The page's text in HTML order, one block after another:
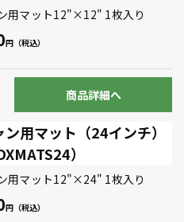
用マット12"×12" 1枚入り
商品詳細へ
ン用マット（24インチ）
）
用マット12"×24" 1枚入り